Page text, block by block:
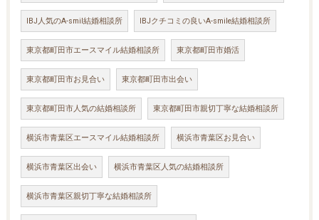
IBJ人気のA-smil結婚相談所 IBJクチコミの良いA-smile結婚相談所
東京都町田市エースマイル結婚相談所 東京都町田市婚活
東京都町田市お見合い 東京都町田市出会い
東京都町田市人気の結婚相談所 東京都町田市親切丁寧な結婚相談所
横浜市青葉区エースマイル結婚相談所 横浜市青葉区お見合い
横浜市青葉区出会い 横浜市青葉区人気の結婚相談所
横浜市青葉区親切丁寧な結婚相談所